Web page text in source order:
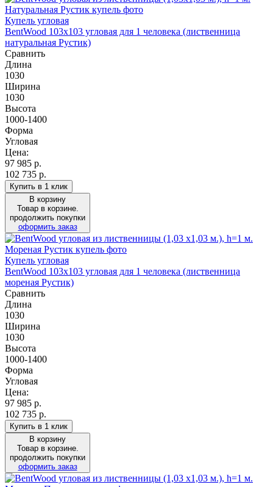
Купель угловая
BentWood 103х103 угловая для 1 человека (лиственница
натуральная Рустик)
Сравнить
Длина
1030
Ширина
1030
Высота
1000-1400
Форма
Угловая
Цена:
97 985 р.
102 735 р.
Купить в 1 клик
В корзину
Товар в корзине.
продолжить покупки
оформить заказ
Купель угловая
BentWood 103х103 угловая для 1 человека (лиственница
мореная Рустик)
Сравнить
Длина
1030
Ширина
1030
Высота
1000-1400
Форма
Угловая
Цена:
97 985 р.
102 735 р.
Купить в 1 клик
В корзину
Товар в корзине.
продолжить покупки
оформить заказ